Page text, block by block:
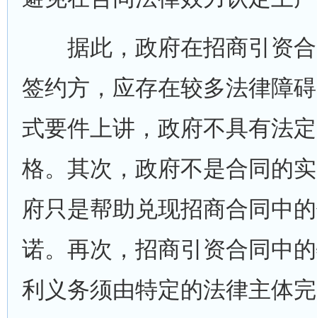
据此，政府在招商引资合
签约方，应存在较多法律障
式要件上讲，政府不具有法
格。其次，政府不是合同的
府只是帮助兑现招商合同中
诺。再次，招商引资合同中
利义务须由特定的法律主体